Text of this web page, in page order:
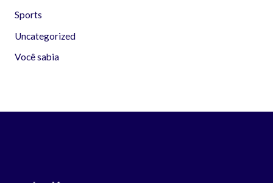
Sports
Uncategorized
Você sabia